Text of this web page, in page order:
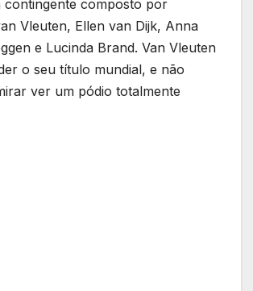
contingente composto por
Vleuten, Ellen van Dijk, Anna
e Lucinda Brand. Van Vleuten
o seu título mundial, e não
ver um pódio totalmente